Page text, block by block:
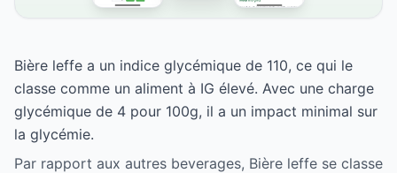
Bière leffe a un indice glycémique de 110, ce qui le
classe comme un aliment à IG élevé. Avec une charge
glycémique de 4 pour 100g, il a un impact minimal sur
la glycémie.
Par rapport aux autres beverages, Bière leffe se classe